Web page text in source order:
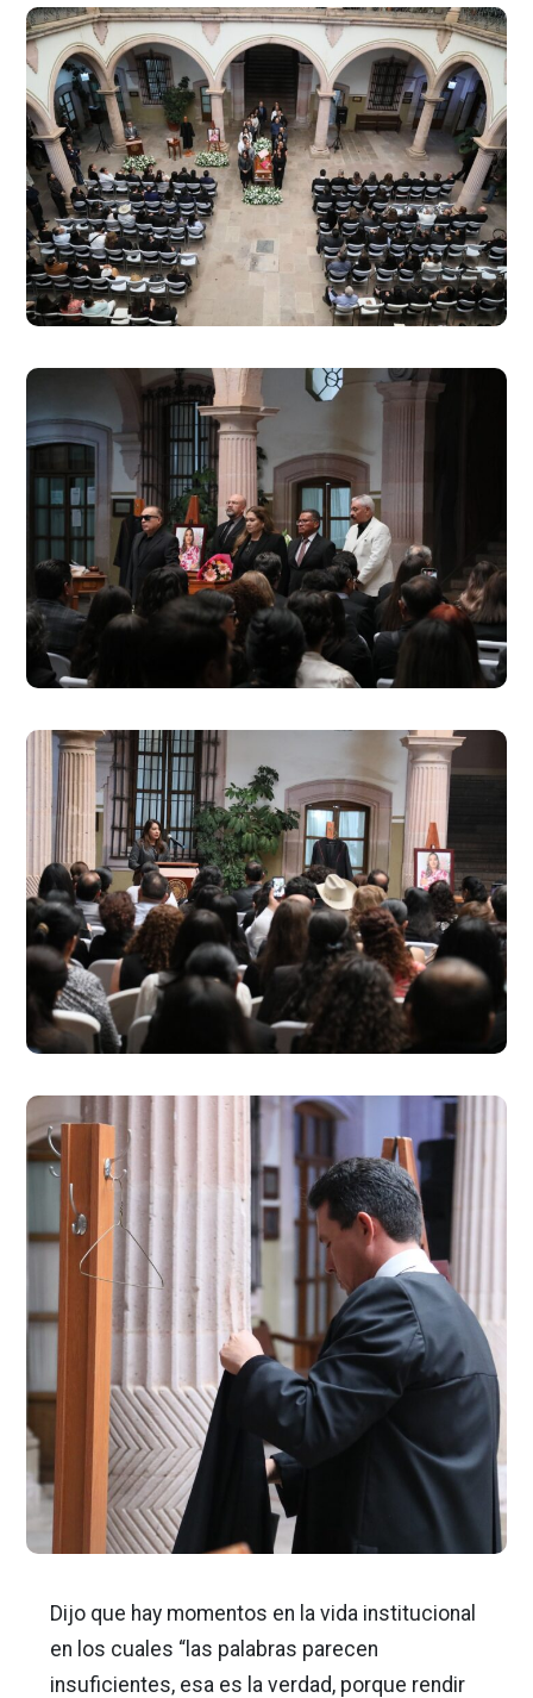
Dijo que hay momentos en la vida institucional
en los cuales “las palabras parecen
insuficientes, esa es la verdad, porque rendir